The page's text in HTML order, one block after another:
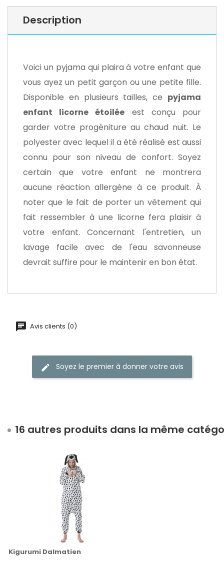
Description
Voici un pyjama qui plaira à votre enfant que
vous ayez un petit garçon ou une petite fille.
Disponible en plusieurs tailles, ce pyjama
enfant licorne étoilée est conçu pour
garder votre progéniture au chaud nuit. Le
polyester avec lequel il a été réalisé est aussi
connu pour son niveau de confort. Soyez
certain que votre enfant ne montrera
aucune réaction allergène à ce produit. À
noter que le fait de porter un vêtement qui
fait ressembler à une licorne fera plaisir à
votre enfant. Concernant l'entretien, un
lavage facile avec de l'eau savonneuse
devrait suffire pour le maintenir en bon état.
Avis clients (0)
Soyez le premier à donner votre avis
16 autres produits dans la même
Kigurumi Dalmatien